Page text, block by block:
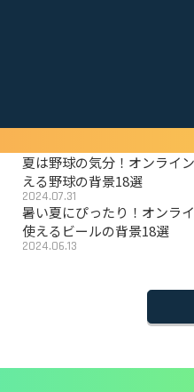
夏は野球の気分！オンライ
える野球の背景18選
2024.07.31
暑い夏にぴったり！オンラ
使えるビールの背景18選
2024.06.13